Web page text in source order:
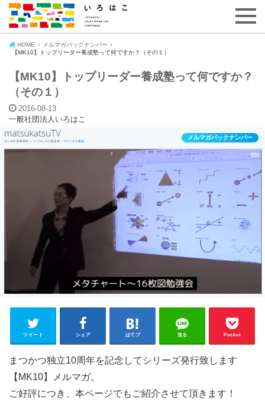
HOME
メルマガバックナンバー
【MK10】トップリーダー養成塾って何ですか？（その１）
【MK10】トップリーダー養成塾って何ですか？
（その１）
2016-08-13
一般社団法人いろはこ
メルマガバックナンバー
ツイート シェア はてブ 送る Pocket
まつかつ独立10周年を記念してシリーズ発行致します
【MK10】メルマガ。
ご好評につき、本ページでもご紹介させて頂きます！